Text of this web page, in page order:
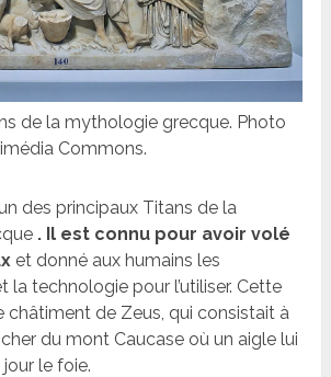
de la mythologie grecque. Photo
Commons.
des principaux Titans de la
. Il est connu pour avoir volé
et donné aux humains les
la technologie pour l’utiliser. Cette
châtiment de Zeus, qui consistait à
du mont Caucase où un aigle lui
le foie.